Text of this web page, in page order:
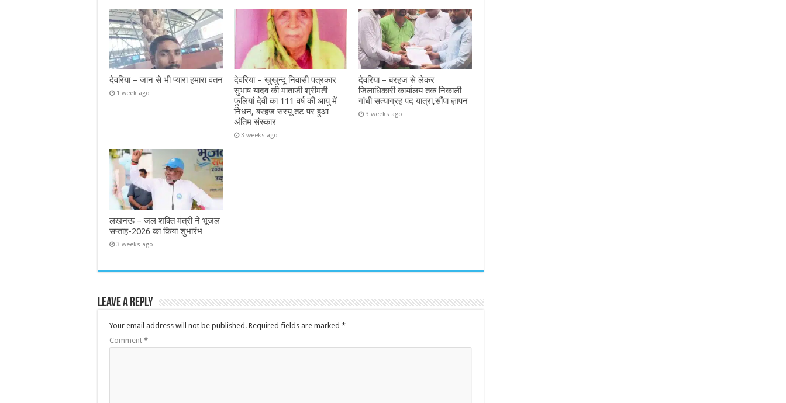
देवरिया – जान से भी प्यारा हमारा वतन
1 week ago
देवरिया – खुखुन्दू निवासी पत्रकार
सुभाष यादव की माताजी श्रीमती
फुलियां देवी का 111 वर्ष की आयु में
निधन, बरहज सरयू तट पर हुआ
अंतिम संस्कार
3 weeks ago
देवरिया – बरहज से लेकर
जिलाधिकारी कार्यालय तक निकाली
गांधी सत्याग्रह पद यात्रा,सौंपा ज्ञापन
3 weeks ago
लखनऊ – जल शक्ति मंत्री ने भूजल
सप्ताह-2026 का किया शुभारंभ
3 weeks ago
Leave a Reply
Your email address will not be published. Required fields are marked *
Comment *